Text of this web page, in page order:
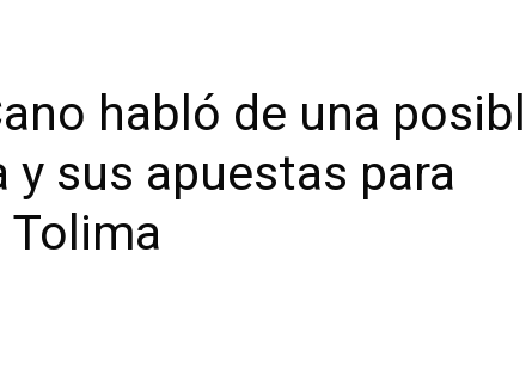
habló de una
y sus apuestas para
Tolima